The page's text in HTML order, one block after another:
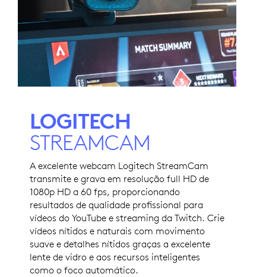
LOGITECH
STREAMCAM
A excelente webcam Logitech StreamCam
transmite e grava em resolução full HD de
1080p HD a 60 fps, proporcionando
resultados de qualidade profissional para
vídeos do YouTube e streaming da Twitch. Crie
vídeos nítidos e naturais com movimento
suave e detalhes nítidos graças a excelente
lente de vidro e aos recursos inteligentes
como o foco automático.